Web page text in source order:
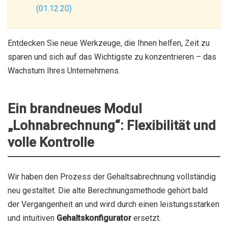
(01.12.20)
Entdecken Sie neue Werkzeuge, die Ihnen helfen, Zeit zu
sparen und sich auf das Wichtigste zu konzentrieren – das
Wachstum Ihres Unternehmens.
Ein brandneues Modul
„Lohnabrechnung“: Flexibilität und
volle Kontrolle
Wir haben den Prozess der Gehaltsabrechnung vollständig
neu gestaltet. Die alte Berechnungsmethode gehört bald
der Vergangenheit an und wird durch einen leistungsstarken
und intuitiven Gehaltskonfiguratorersetzt.